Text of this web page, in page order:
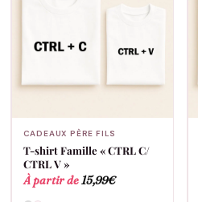
CADEAUX PÈRE FILS
T-shirt Famille « CTRL C/
CTRL V »
À partir de15,99€